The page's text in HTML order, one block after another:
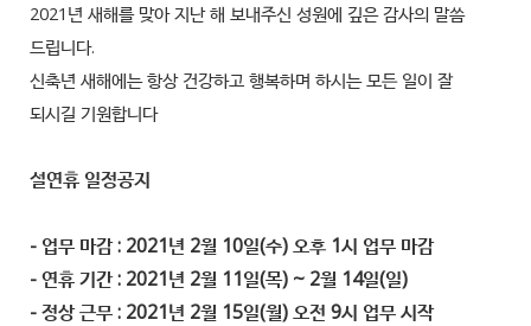
2021년 새해를 맞아 지난 해 보내주신 성원에 깊은 감사의 말씀
드립니다.
신축년 새해에는 항상 건강하고 행복하며 하시는 모든 일이 잘
되시길 기원합니다
설연휴 일정공지
- 업무 마감 : 2021년 2월 10일(수) 오후 1시 업무 마감
- 연휴 기간 : 2021년 2월 11일(목) ~ 2월 14일(일)
- 정상 근무 : 2021년 2월 15일(월) 오전 9시 업무 시작